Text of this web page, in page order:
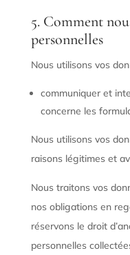
5. Comment
personnelles
Nous utilisons vos
communiquer et
concerne les
Nous utilisons vos
raisons légitimes et
Nous traitons vos
nos obligations en
réservons le droit
personnelles